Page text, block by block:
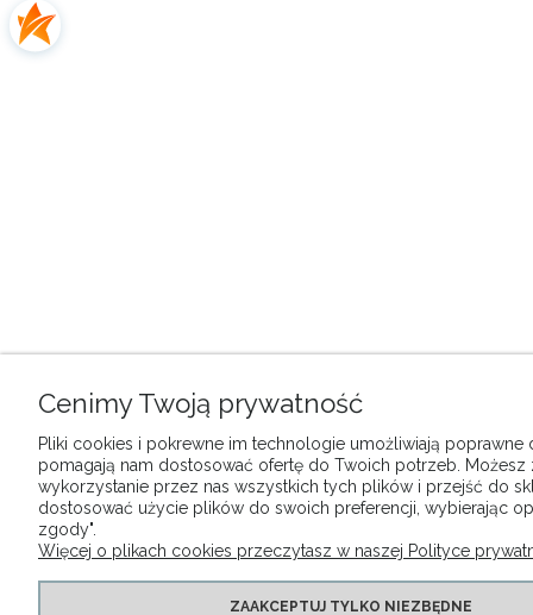
Cenimy Twoją prywatność
Pliki cookies i pokrewne im technologie umożliwiają poprawne
pomagają nam dostosować ofertę do Twoich potrzeb. Możesz
wykorzystanie przez nas wszystkich tych plików i przejść do
dostosować użycie plików do swoich preferencji, wybierając
zgody".
Więcej o plikach cookies przeczytasz w naszej Polityce
ZAAKCEPTUJ TYLKO NIEZBĘDNE